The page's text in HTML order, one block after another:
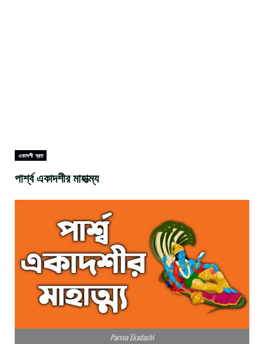
একাদশী ব্রত
পার্শ্ব একাদশীর মাহাত্ম্য
Parsva Ekadashi